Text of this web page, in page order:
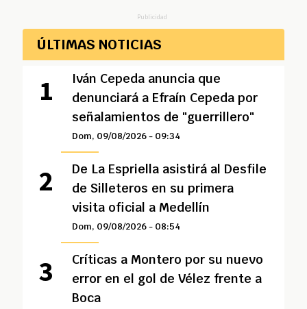
Publicidad
ÚLTIMAS NOTICIAS
Iván Cepeda anuncia que
denunciará a Efraín Cepeda por
señalamientos de "guerrillero"
Dom, 09/08/2026 - 09:34
De La Espriella asistirá al Desfile
de Silleteros en su primera
visita oficial a Medellín
Dom, 09/08/2026 - 08:54
Críticas a Montero por su nuevo
error en el gol de Vélez frente a
Boca